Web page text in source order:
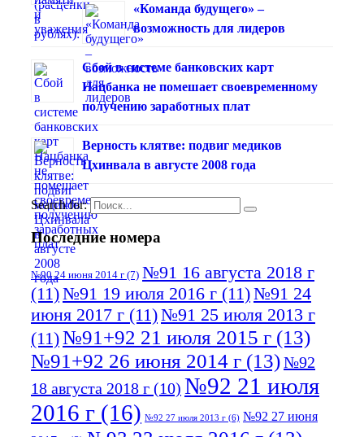
«Команда будущего» –
возможность для лидеров
Сбой в системе банковских карт
Нацбанка не помешает своевременному
получению заработных плат
Верность клятве: подвиг медиков
Цхинвала в августе 2008 года
Search for:
Последние номера
№90 24 июня 2014 г (7) №91 16 августа 2018 г
(11)№91 19 июля 2016 г (11)№91 24
июня 2017 г (11)№91 25 июля 2013 г
(11)№91+92 21 июля 2015 г (13)
№91+92 26 июня 2014 г (13)№92
18 августа 2018 г (10) №92 21 июля
2016 г (16) №92 27 июля 2013 г (6) №92 27 июня